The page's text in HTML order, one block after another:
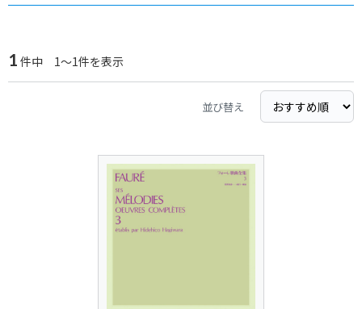
1 件中 1～1件を表示
並び替え